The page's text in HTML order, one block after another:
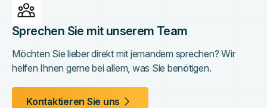
Sprechen Sie mit unserem Team
Möchten Sie lieber direkt mit jemandem sprechen? Wir
helfen Ihnen gerne bei allem, was Sie benötigen.
Kontaktieren Sie uns